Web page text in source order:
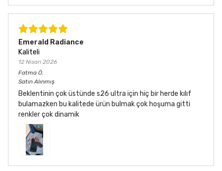
Emerald Radiance
Kaliteli
12 Nisan 2026
Fatma Ö.
Satın Alınmış
Beklentinin çok üstünde s26 ultra için hiç bir herde kılıf
bulamazken bu kalitede ürün bulmak çok hoşuma gitti
renkler çok dinamik